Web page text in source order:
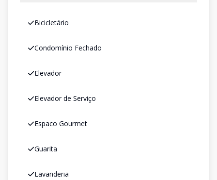
Bicicletário
Condomínio Fechado
Elevador
Elevador de Serviço
Espaco Gourmet
Guarita
Lavanderia